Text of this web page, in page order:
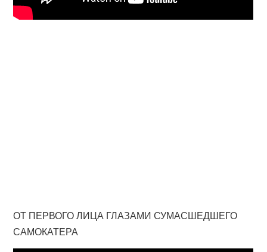
ОТ ПЕРВОГО ЛИЦА ГЛАЗАМИ СУМАСШЕДШЕГО
САМОКАТЕРА